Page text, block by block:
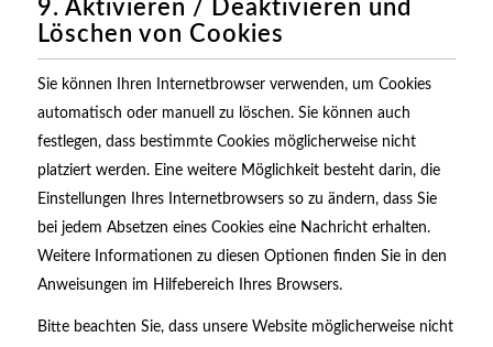
9. Aktivieren / Deaktivieren und
Löschen von Cookies
Sie können Ihren Internetbrowser verwenden, um Cookies
automatisch oder manuell zu löschen. Sie können auch
festlegen, dass bestimmte Cookies möglicherweise nicht
platziert werden. Eine weitere Möglichkeit besteht darin, die
Einstellungen Ihres Internetbrowsers so zu ändern, dass Sie
bei jedem Absetzen eines Cookies eine Nachricht erhalten.
Weitere Informationen zu diesen Optionen finden Sie in den
Anweisungen im Hilfebereich Ihres Browsers.
Bitte beachten Sie, dass unsere Website möglicherweise nicht